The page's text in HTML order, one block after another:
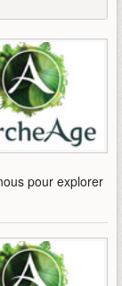
pour explorer